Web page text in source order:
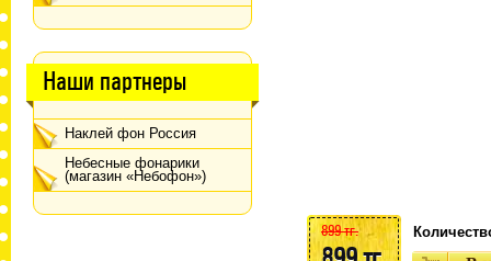
Наши партнеры
Наклей фон Россия
Небесные фонарики
(магазин «Небофон»)
899 тг.